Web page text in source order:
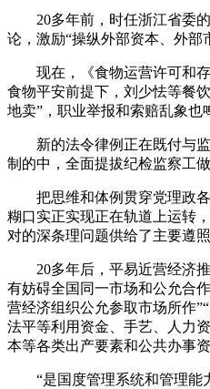
20多年前，时任浙江省委的
论，激励“操纵外部资本、外部
现在，《食物运营许可和存
食物平安前提下，刘少怯等餐
地卖”，职业举报和索赔乱象也
新的法令律例正在既付与监
制的中，全面提拔纪检监察工
把思维和体例贯穿党理政各
糊口实正实现正在轨道上运转
对的深条理问题供给了主要遵照
20多年后，平易近营经济推
有妨碍全国同一市场和公允合
营经济组织公允参取市场所作
法平等利用资金、手艺、人力
本等各类出产要素和公共办事资
“是国度管理系统和管理能